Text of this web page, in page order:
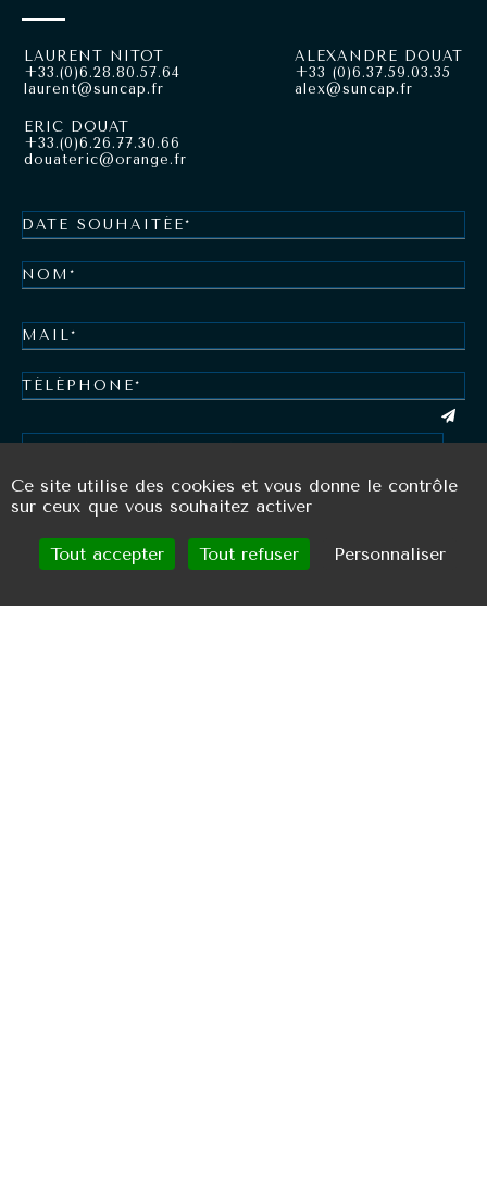
LAURENT NITOT
+33.(0)6.28.80.57.64
laurent@suncap.fr
ALEXANDRE DOUAT
+33 (0)6.37.59.03.35
alex@suncap.fr
ERIC DOUAT
+33.(0)6.26.77.30.66
douateric@orange.fr
collectées et utilisées par Suncap aux fins de
répondre à ma demande. Je comprends que mes
Ce site utilise des cookies et vous donne le contrôle
sur ceux que vous souhaitez activer
Tout accepter Tout refuser Personnaliser